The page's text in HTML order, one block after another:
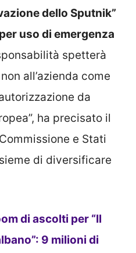
dello Sputnik”
uso di emergenza
spetterà
all’azienda come
da
ha precisato il
e Stati
di diversificare
di ascolti per “Il
9 milioni di